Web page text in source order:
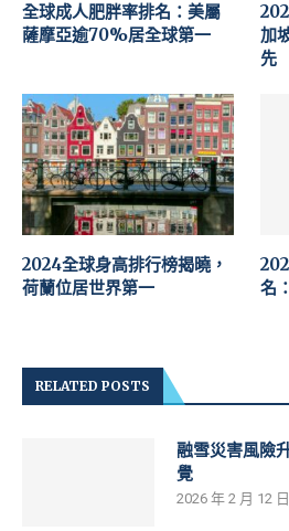
全球成人肥胖率排名：美屬
薩摩亞逾70%居全球第一
加
先
2024全球身高排行榜揭曉，
荷蘭位居世界第一
名
RELATED POSTS
融雪災害風險
覺
2026 年 2 月 12 日